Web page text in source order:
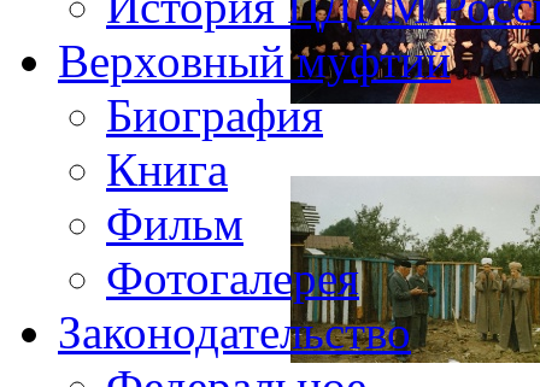
Верховный муфтий
Биография
Книга
Фильм
Фотогалерея
Законодательство